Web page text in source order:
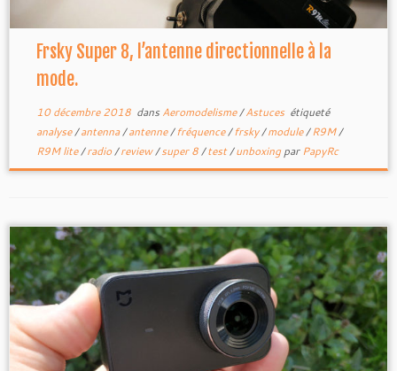
Frsky Super 8, l’antenne directionnelle à la
mode.
10 décembre 2018dans Aeromodelisme/Astuces étiqueté
analyse/antenna/antenne/fréquence/frsky/module/R9M/
R9M lite/radio/review/super 8/test/unboxingparPapyRc